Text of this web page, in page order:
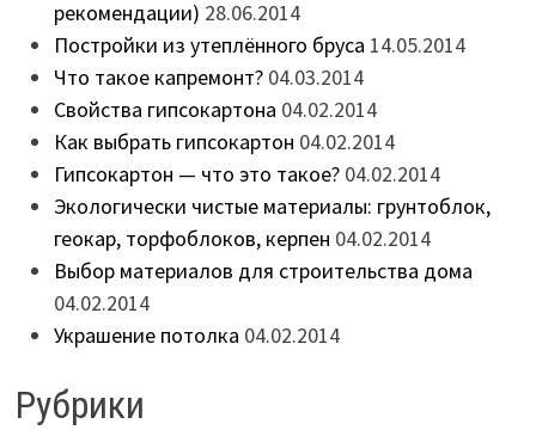
рекомендации) 28.06.2014
Постройки из утеплённого бруса 14.05.2014
Что такое капремонт? 04.03.2014
Свойства гипсокартона 04.02.2014
Как выбрать гипсокартон 04.02.2014
Гипсокартон — что это такое? 04.02.2014
Экологически чистые материалы: грунтоблок,
геокар, торфоблоков, керпен 04.02.2014
Выбор материалов для строительства дома
04.02.2014
Украшение потолка 04.02.2014
Рубрики